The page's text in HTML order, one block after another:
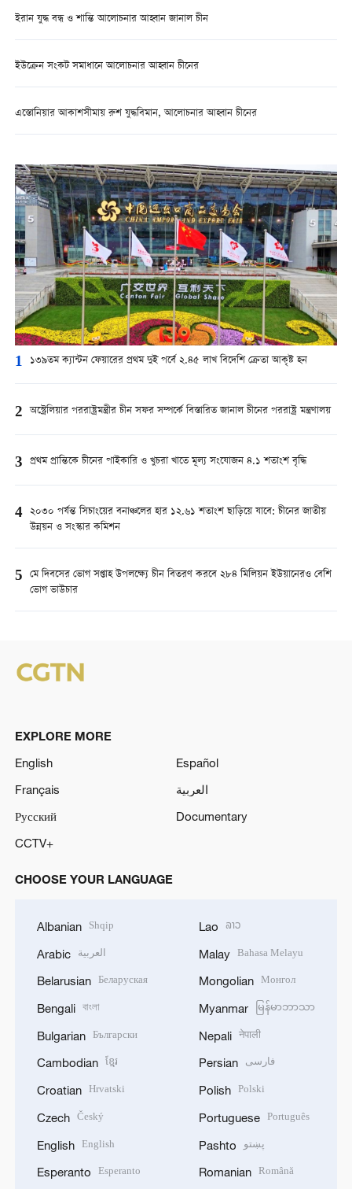
ইরান যুদ্ধ বন্ধ ও শান্তি আলোচনার আহ্বান জানাল চীন
এস্তোনিয়ার আকাশসীমায় রুশ যুদ্ধবিমান, আলোচনার আহ্বান চীনের
1 ১৩৯তম ক্যান্টন ফেয়ারের প্রথম দুই পর্বে ২.৪৫ লাখ বিদেশি ক্রেতা আকৃষ্ট হন
2 অস্ট্রেলিয়ার পররাষ্ট্রমন্ত্রীর চীন সফর সম্পর্কে বিস্তারিত জানাল চীনের পররাষ্ট্র মন্ত্রণালয়
3 প্রথম প্রান্তিকে চীনের পাইকারি ও খুচরা খাতে মূল্য সংযোজন ৪.১ শতাংশ বৃদ্ধি
4 ২০৩০ পর্যন্ত সিচাংয়ের বনাঞ্চলের হার ১২.৬১ শতাংশ ছাড়িয়ে যাবে: চীনের জাতীয়
উন্নয়ন ও সংস্কার কমিশন
5 মে দিবসের ভোগ সপ্তাহ উপলক্ষ্যে চীন বিতরণ করবে ২৮৪ মিলিয়ন ইউয়ানেরও বেশি
ভোগ ভাউচার
EXPLORE MORE
English
Español
Français
العربية
Русский
Documentary
CCTV+
CHOOSE YOUR LANGUAGE
Albanian Shqip
Arabic العربية
Belarusian Беларуская
Bengali বাংলা
Bulgarian Български
Cambodian ខ្មែរ
Croatian Hrvatski
Czech Český
English English
Esperanto Esperanto
Lao ລາວ
Malay Bahasa Melayu
Mongolian Монгол
Myanmar မြန်မာဘာသာ
Nepali नेपाली
Persian فارسی
Polish Polski
Portuguese Português
Pashto پښتو
Romanian Română